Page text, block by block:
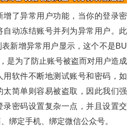
增了异常用户功能，当你的登录密
自动冻结账号并列为异常用户。此
表新增异常用户显示，这个不是BU
是为了防止账号被盗而对用户造成
软件不断地测试账号和密码，如
简单则容易被盗取，因此我们强
密码设置复杂一点，并且设置交
绑定手机、绑定微信公众号。